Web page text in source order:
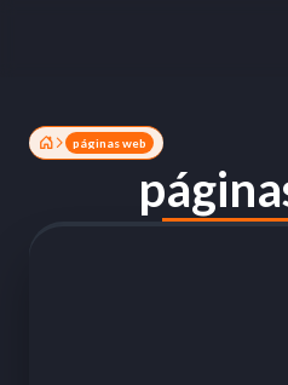
páginas web